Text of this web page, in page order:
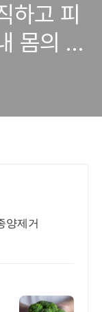
하고 피
몸의 면
양제거